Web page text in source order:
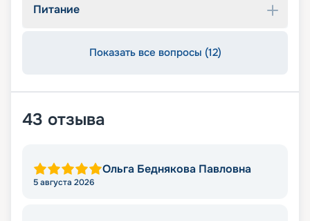
Питание
Показать все вопросы (12)
43 отзыва
Ольга Беднякова Павловна
5 августа 2026